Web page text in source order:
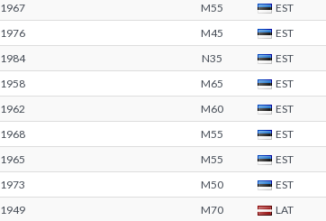
1967 M55 EST
1976 M45 EST
1984 N35 EST
1958 M65 EST
1962 M60 EST
1968 M55 EST
1965 M55 EST
1973 M50 EST
1949 M70 LAT